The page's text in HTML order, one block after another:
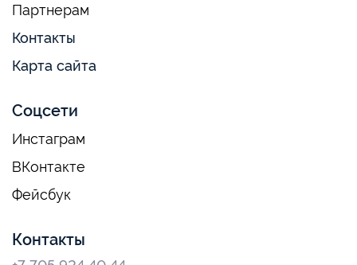
Партнерам
Контакты
Карта сайта
Соцсети
Инстаграм
ВКонтакте
Фейсбук
Контакты